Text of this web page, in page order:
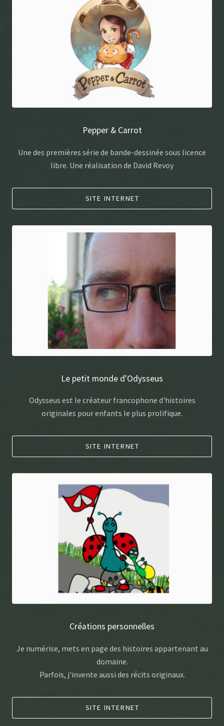
Pepper & Carrot
Une des premières série de bande-dessinée sous licence
libre. Une réalisation de David Revoy
SITE INTERNET
Le petit monde d'Odysseus
Odysseus est le créateur francophone d'histoires
originales pour enfants le plus prolifique.
SITE INTERNET
Créations personnelles
Je numérise, mets en page des histoires appartenant au
domaine.
Parfois, j'invente aussi des récits originaux.
SITE INTERNET